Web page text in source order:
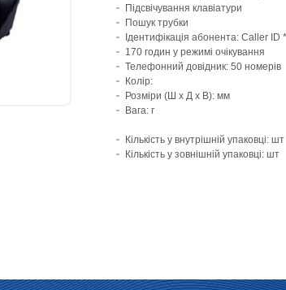
Підсвічування клавіатури
Пошук трубки
Ідентифікація абонента: Caller ID *
170 годин у режимі очікування
Телефонний довідник: 50 номерів
Колір:
Розміри (Ш х Д х В): мм
Вага: г
Кількість у внутрішній упаковці: шт
Кількість у зовнішній упаковці: шт